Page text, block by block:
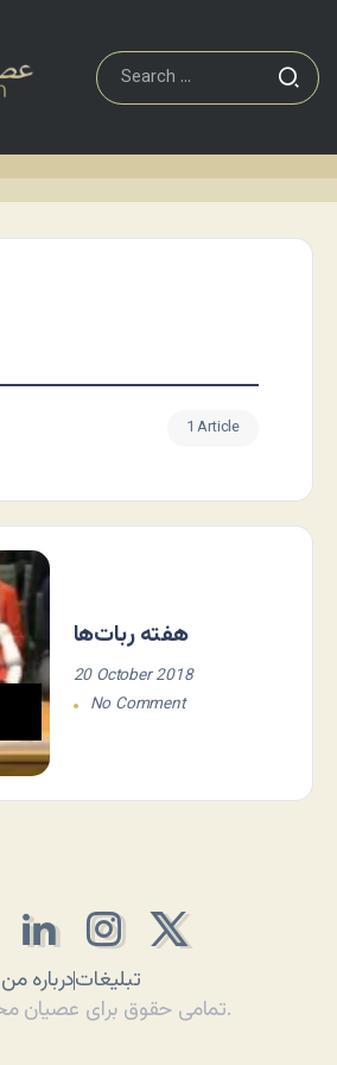
1 Article
هفته ربات‌ها
20 October 2018
No Comment
درباره منتبلیغات
تمامی حقوق برای عصیان محفوظ است.